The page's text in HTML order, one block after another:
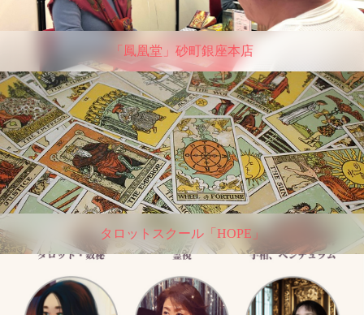
「鳳凰堂」砂町銀座本店
タロットスクール「HOPE」